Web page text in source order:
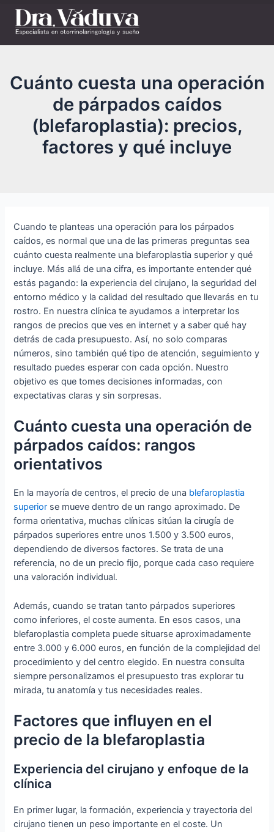
Cuánto cuesta una operación
de párpados caídos
(blefaroplastia): precios,
factores y qué incluye
Cuando te planteas una operación para los párpados
caídos, es normal que una de las primeras preguntas sea
cuánto cuesta realmente una blefaroplastia superior y qué
incluye. Más allá de una cifra, es importante entender qué
estás pagando: la experiencia del cirujano, la seguridad del
entorno médico y la calidad del resultado que llevarás en tu
rostro. En nuestra clínica te ayudamos a interpretar los
rangos de precios que ves en internet y a saber qué hay
detrás de cada presupuesto. Así, no solo comparas
números, sino también qué tipo de atención, seguimiento y
resultado puedes esperar con cada opción. Nuestro
objetivo es que tomes decisiones informadas, con
expectativas claras y sin sorpresas.
Cuánto cuesta una operación de
párpados caídos: rangos
orientativos
En la mayoría de centros, el precio de una blefaroplastia
superior se mueve dentro de un rango aproximado. De
forma orientativa, muchas clínicas sitúan la cirugía de
párpados superiores entre unos 1.500 y 3.500 euros,
dependiendo de diversos factores. Se trata de una
referencia, no de un precio fijo, porque cada caso requiere
una valoración individual.
Además, cuando se tratan tanto párpados superiores
como inferiores, el coste aumenta. En esos casos, una
blefaroplastia completa puede situarse aproximadamente
entre 3.000 y 6.000 euros, en función de la complejidad del
procedimiento y del centro elegido. En nuestra consulta
siempre personalizamos el presupuesto tras explorar tu
mirada, tu anatomía y tus necesidades reales.
Factores que influyen en el
precio de la blefaroplastia
Experiencia del cirujano y enfoque de la
clínica
En primer lugar, la formación, experiencia y trayectoria del
cirujano tienen un peso importante en el coste. Un